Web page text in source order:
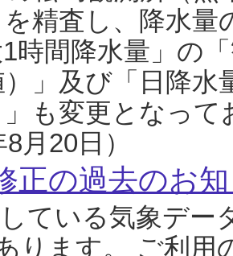
精査し、降水
1時間降水量」の
）」及び「日降
も変更となっ
8月20日）
正の過去のお
ている気象デー
ります。 ご利用